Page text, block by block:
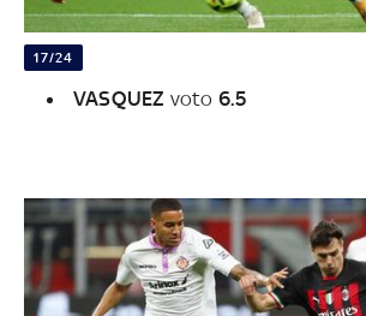
17/24
VASQUEZ voto 6.5